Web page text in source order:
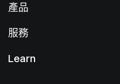
新聞中心
產品
現貨交易
服務
Learn